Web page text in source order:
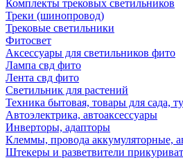
Комплекты трековых светильников
Треки (шинопровод)
Трековые светильники
Фитосвет
Аксессуары для светильников фито
Лампа свд фито
Лента свд фито
Светильник для растений
Техника бытовая, товары для сада,
Автоэлектрика, автоаксессуары
Инверторы, адапторы
Клеммы, провода аккумуляторные,
Штекеры и разветвители